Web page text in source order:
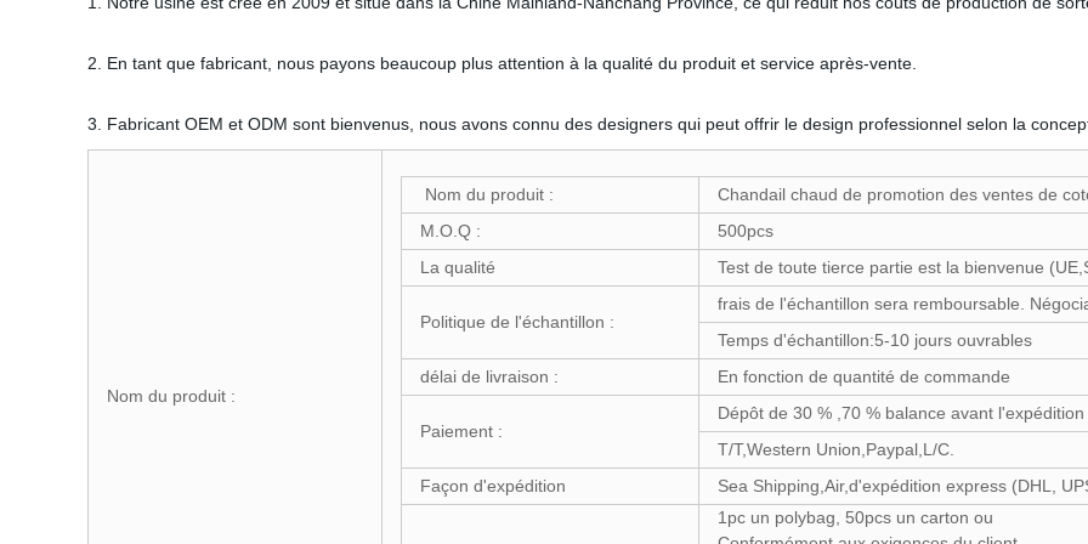
2. En tant que fabricant, nous payons beaucoup plus attention à la qualité du produit et service après-vente.
3. Fabricant OEM et ODM sont bienvenus, nous avons connu des designers qui peut offrir le design professionnel selon la
Nom du produit :
Nom du produit :
Chandail chaud de promotion des ventes de
M.O.Q :
500pcs
La qualité
Test de toute tierce partie est la bienvenue
Politique de l'échantillon :
frais de l'échantillon sera remboursable.
Temps d'échantillon:5-10 jours ouvrables
délai de livraison :
En fonction de quantité de commande
Paiement :
Dépôt de 30 % ,70 % balance avant l'expédition
T/T,Western Union,Paypal,L/C.
Façon d'expédition
Sea Shipping,Air,d'expédition express (DHL,
1pc un polybag, 50pcs un carton ou